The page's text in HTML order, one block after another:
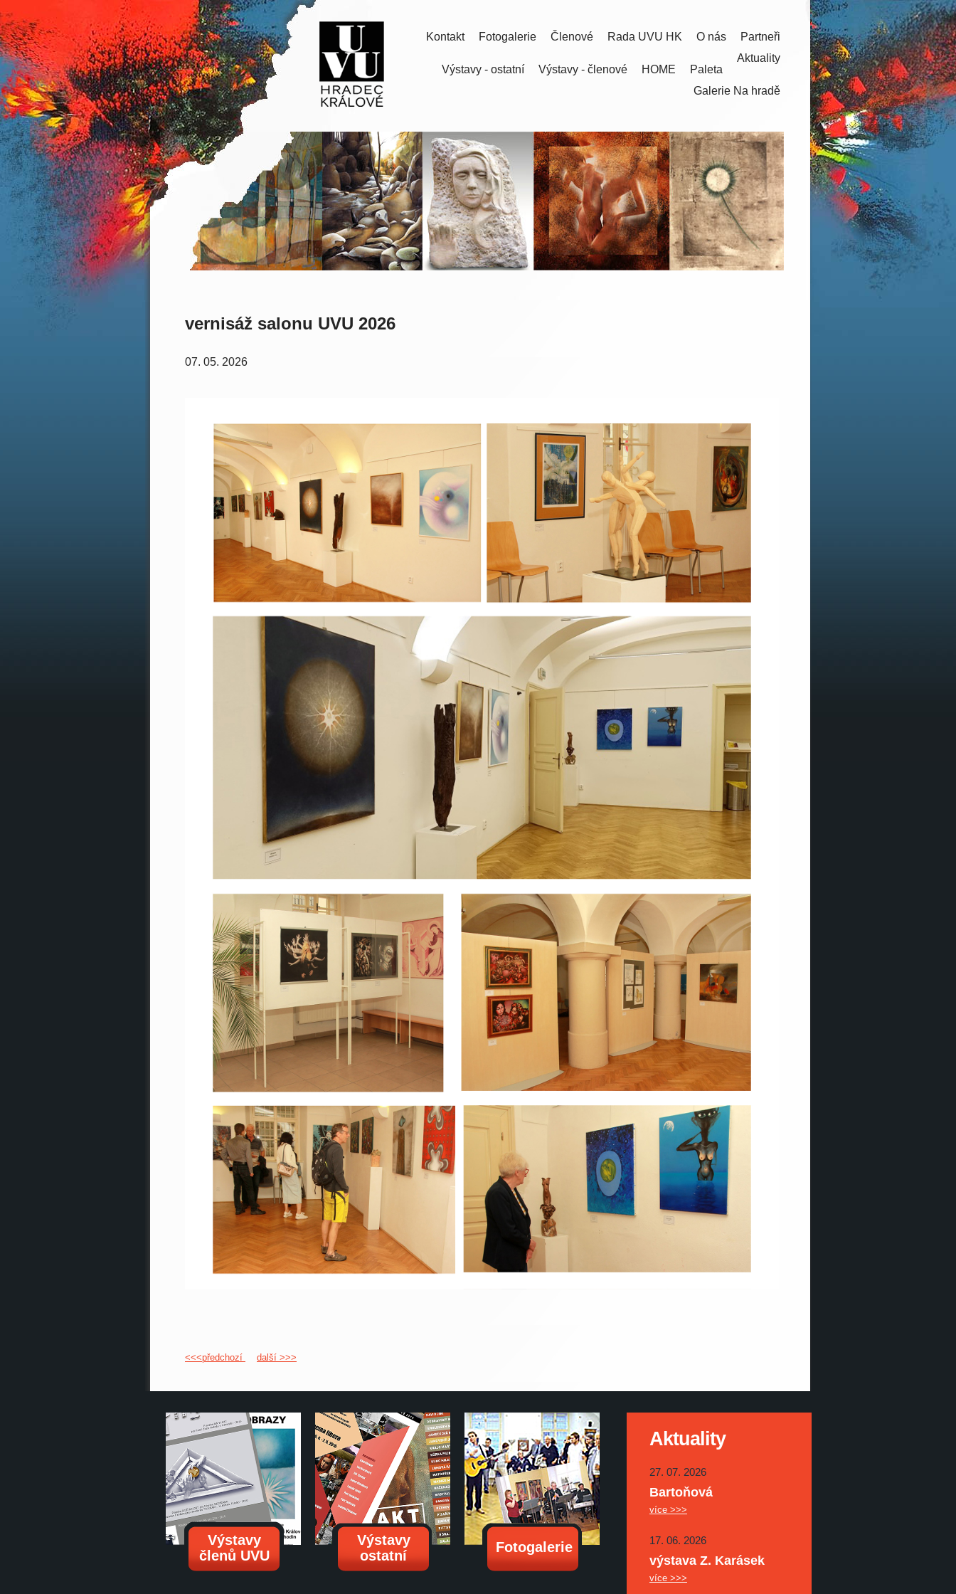
Partneři
O nás
Rada UVU HK
Členové
Fotogalerie
Kontakt
Aktuality
Paleta
HOME
Výstavy - členové
Výstavy - ostatní
Galerie Na hradě
vernisáž salonu UVU 2026
07. 05. 2026
<<<předchozí další >>>
Výstavy
členů UVU
Výstavy
ostatní
Fotogalerie
Aktuality
27. 07. 2026
Bartoňová
více >>>
17. 06. 2026
výstava Z. Karásek
více >>>